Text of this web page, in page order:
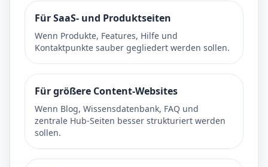
Für SaaS- und Produktseiten
Wenn Produkte, Features, Hilfe und
Kontaktpunkte sauber gegliedert werden sollen.
Für größere Content-Websites
Wenn Blog, Wissensdatenbank, FAQ und
zentrale Hub-Seiten besser strukturiert werden
sollen.